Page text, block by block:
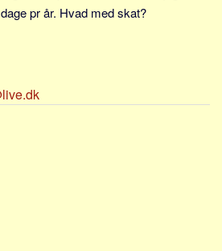
pr år. Hvad med skat?